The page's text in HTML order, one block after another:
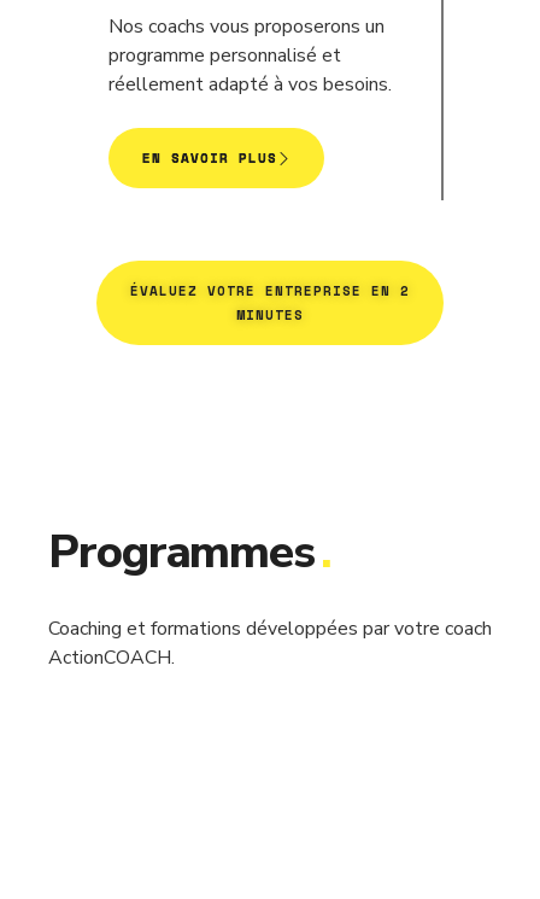
Nos coachs vous proposerons un
programme personnalisé et
réellement adapté à vos besoins.
EN SAVOIR PLUS
ÉVALUEZ VOTRE ENTREPRISE EN 2
MINUTES
Programmes.
Coaching et formations développées par votre coach
ActionCOACH.